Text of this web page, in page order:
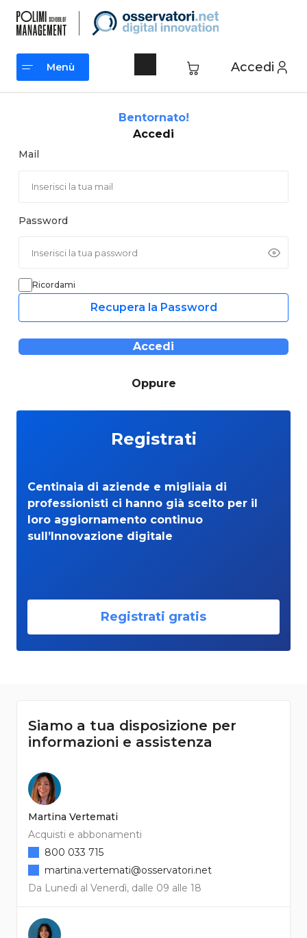
contenuto
Accedi
Menù
Bentornato!
Accedi
Mail
Password
Ricordami
Recupera la Password
Accedi
Oppure
Registrati
Centinaia di aziende e migliaia di
professionisti ci hanno già scelto per il
loro aggiornamento continuo
sull’Innovazione digitale
Registrati gratis
Siamo a tua disposizione per
informazioni e assistenza
Martina Vertemati
Acquisti e abbonamenti
Da Lunedì al Venerdì, dalle 09 alle 18
800 033 715
martina.vertemati@osservatori.net